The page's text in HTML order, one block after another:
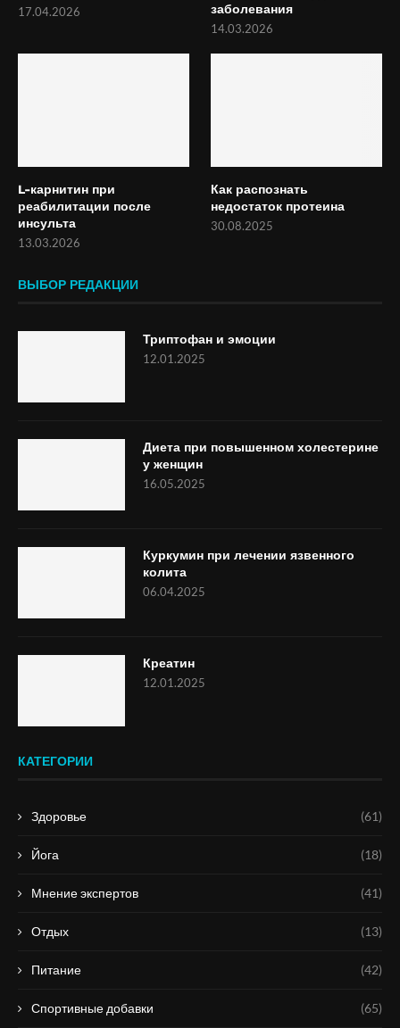
17.04.2026
заболевания
14.03.2026
L-карнитин при
реабилитации после
инсульта
13.03.2026
Как распознать
недостаток протеина
30.08.2025
ВЫБОР РЕДАКЦИИ
Триптофан и эмоции
12.01.2025
Диета при повышенном холестерине
у женщин
16.05.2025
Куркумин при лечении язвенного
колита
06.04.2025
Креатин
12.01.2025
КАТЕГОРИИ
Здоровье (61)
Йога (18)
Мнение экспертов (41)
Отдых (13)
Питание (42)
Спортивные добавки (65)